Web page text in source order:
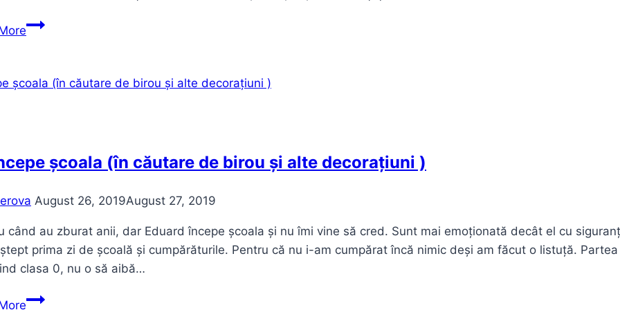
Cel
albastru
magazinului
Inglot
școala (în căutare de birou și alte decorațiuni )
August 26, 2019August 27, 2019
când au zburat anii, dar Eduard începe școala și nu îmi vine să cred. Sunt mai emoționată decât el cu
prima zi de școală și cumpărăturile. Pentru că nu i-am cumpărat încă nimic deși am făcut o listuță.
clasa 0, nu o să aibă…
Ed